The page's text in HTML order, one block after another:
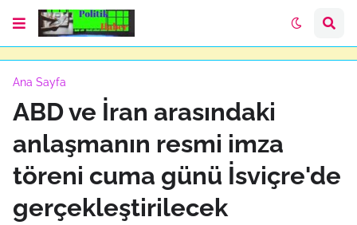
Ana Sayfa
ABD ve İran arasındaki
anlaşmanın resmi imza
töreni cuma günü İsviçre'de
gerçekleştirilecek